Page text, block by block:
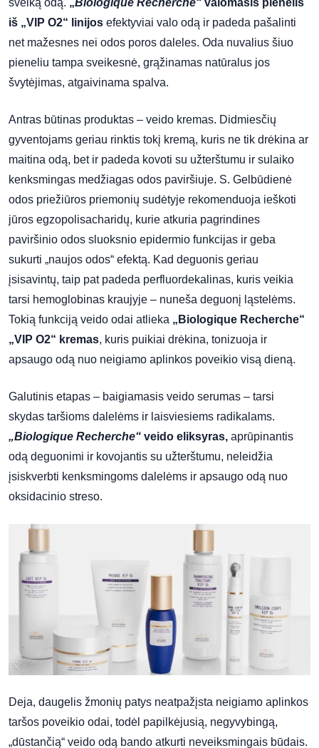
sveiką odą. „Biologique Recherche“ valomasis pienelis
iš „VIP O2“ linijos efektyviai valo odą ir padeda pašalinti
net mažesnes nei odos poros daleles. Oda nuvalius šiuo
pieneliu tampa sveikesnė, grąžinamas natūralus jos
švytėjimas, atgaivinama spalva.
Antras būtinas produktas – veido kremas. Didmiesčių
gyventojams geriau rinktis tokį kremą, kuris ne tik drėkina ar
maitina odą, bet ir padeda kovoti su užterštumu ir sulaiko
kenksmingas medžiagas odos paviršiuje. S. Gelbūdienė
odos priežiūros priemonių sudėtyje rekomenduoja ieškoti
jūros egzopolisacharidų, kurie atkuria pagrindines
paviršinio odos sluoksnio epidermio funkcijas ir geba
sukurti „naujos odos“ efektą. Kad deguonis geriau
įsisavintų, taip pat padeda perfluordekalinas, kuris veikia
tarsi hemoglobinas kraujyje – nuneša deguonį ląstelėms.
Tokią funkciją veido odai atlieka „Biologique Recherche“
„VIP O2“ kremas, kuris puikiai drėkina, tonizuoja ir
apsaugo odą nuo neigiamo aplinkos poveikio visą dieną.
Galutinis etapas – baigiamasis veido serumas – tarsi
skydas taršioms dalelėms ir laisviesiems radikalams.
„Biologique Recherche“ veido eliksyras, aprūpinantis
odą deguonimi ir kovojantis su užterštumu, neleidžia
įsiskverbti kenksmingoms dalelėms ir apsaugo odą nuo
oksidacinio streso.
Deja, daugelis žmonių patys neatpažįsta neigiamo aplinkos
taršos poveikio odai, todėl papilkėjusią, negyvybingą,
„dūstančią“ veido odą bando atkurti neveiksmingais būdais.